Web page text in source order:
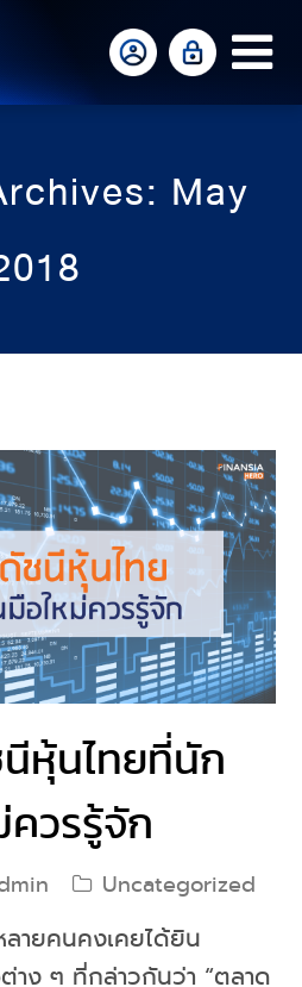
May
หุ้นไทยที่นัก
วรรู้จัก
Uncategorized
ายคนคงเคยได้ยิน
าง ๆ ที่กล่าวกันว่า “ตลาด